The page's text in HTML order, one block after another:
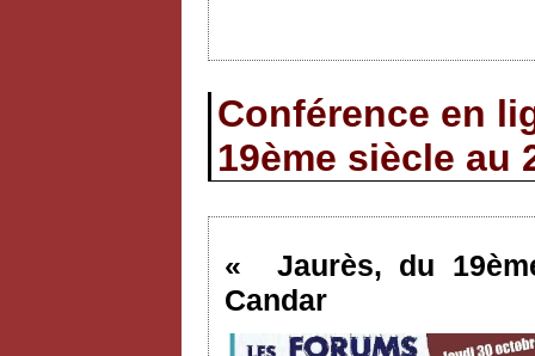
Conférence en
19ème siècle au
« Jaurès, du
Candar